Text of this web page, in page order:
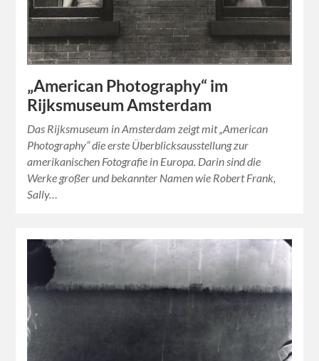
„American Photography“ im
Rijksmuseum Amsterdam
Das Rijksmuseum in Amsterdam zeigt mit „American
Photography“ die erste Überblicksausstellung zur
amerikanischen Fotografie in Europa. Darin sind die
Werke großer und bekannter Namen wie Robert Frank,
Sally…